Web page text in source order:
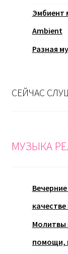
Эмбиент
Ambient
Разная
СЕЙЧАС
МУЗЫКА
Молитвы
помощи,